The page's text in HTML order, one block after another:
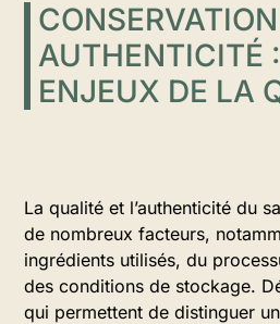
AUTHENTICITÉ
ENJEUX DE LA
La qualité et l’authenticité du
de nombreux facteurs,
ingrédients utilisés, du
des conditions de stockage.
qui permettent de distinguer